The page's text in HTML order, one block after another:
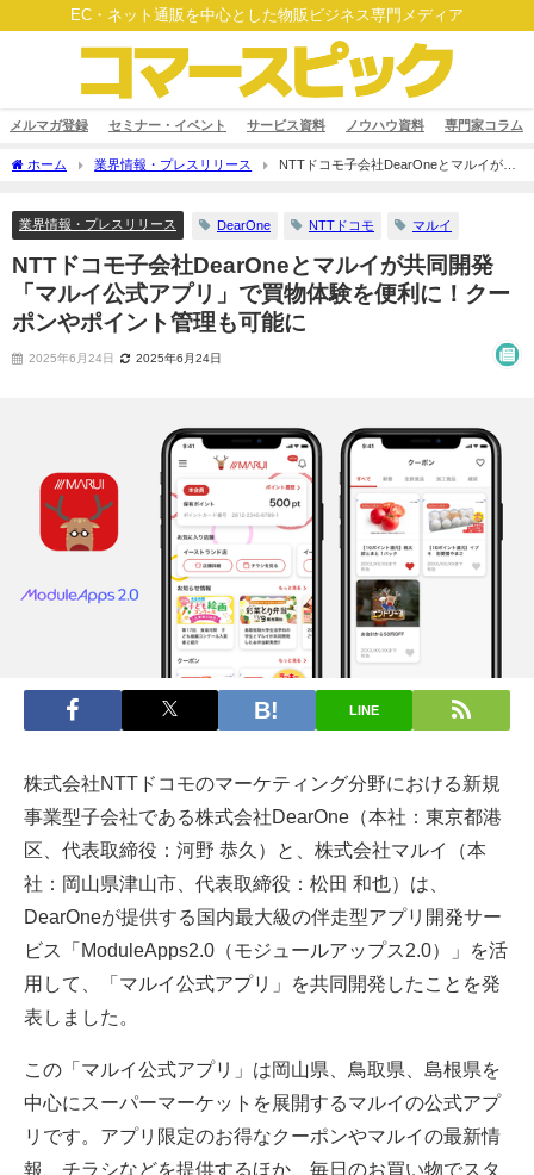
EC・ネット通販を中心とした物販ビジネス専門メディア
メルマガ登録 セミナー・イベント サービス資料 ノウハウ資料 専門家コラム
ホーム 業界情報・プレスリリース
NTTドコモ子会社DearOneとマルイが共
業界情報・プレスリリース DearOne NTTドコモ マルイ
NTTドコモ子会社DearOneとマルイが共同開発
「マルイ公式アプリ」で買物体験を便利に！クー
ポンやポイント管理も可能に
2025年6月24日 2025年6月24日
LINE
株式会社NTTドコモのマーケティング分野における新規
事業型子会社である株式会社DearOne（本社：東京都港
区、代表取締役：河野 恭久）と、株式会社マルイ（本
社：岡山県津山市、代表取締役：松田 和也）は、
DearOneが提供する国内最大級の伴走型アプリ開発サー
ビス「ModuleApps2.0（モジュールアップス2.0）」を活
用して、「マルイ公式アプリ」を共同開発したことを発
表しました。
この「マルイ公式アプリ」は岡山県、鳥取県、島根県を
中心にスーパーマーケットを展開するマルイの公式アプ
リです。アプリ限定のお得なクーポンやマルイの最新情
報、チラシなどを提供するほか、毎日のお買い物でスタ